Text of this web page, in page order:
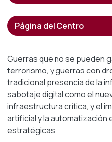
Página del Centro
Guerras que no se pueden
terrorismo, y guerras con
tradicional presencia de la
sabotaje digital como el
infraestructura crítica, y el
artificial y la automatización
estratégicas.